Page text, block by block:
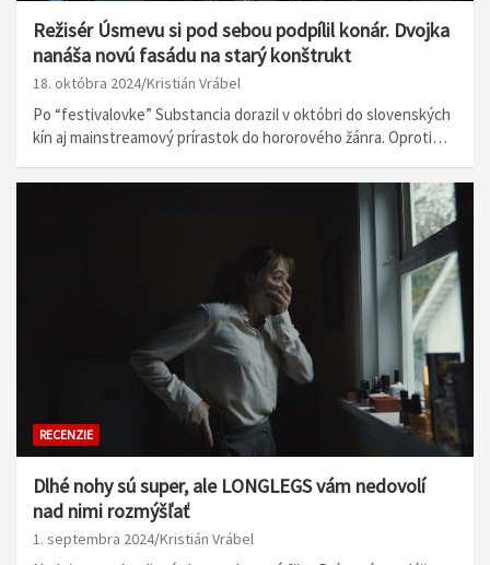
Režisér Úsmevu si pod sebou podpílil konár. Dvojka
nanáša novú fasádu na starý konštrukt
18. októbra 2024 Kristián Vrábel
Po “festivalovke” Substancia dorazil v októbri do slovenských
kín aj mainstreamový prírastok do hororového žánra. Oproti…
RECENZIE
Dlhé nohy sú super, ale LONGLEGS vám nedovolí
nad nimi rozmýšľať
1. septembra 2024 Kristián Vrábel